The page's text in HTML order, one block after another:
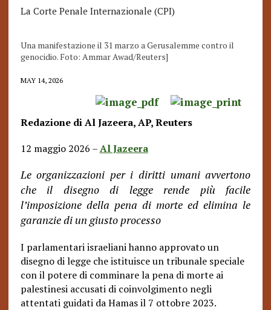
La Corte Penale Internazionale (CPI)
Una manifestazione il 31 marzo a Gerusalemme contro il
genocidio. Foto: Ammar Awad/Reuters]
MAY 14, 2026
Redazione di Al Jazeera, AP, Reuters
12 maggio 2026 –Al Jazeera
Le organizzazioni per i diritti umani avvertono
che il disegno di legge rende più facile
l’imposizione della pena di morte ed elimina le
garanzie di un giusto processo
I parlamentari israeliani hanno approvato un
disegno di legge che istituisce un tribunale speciale
con il potere di comminare la pena di morte ai
palestinesi accusati di coinvolgimento negli
attentati guidati da Hamas il 7 ottobre 2023.